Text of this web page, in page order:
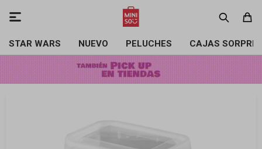
STAR WARS NUEVO PELUCHES CAJAS
